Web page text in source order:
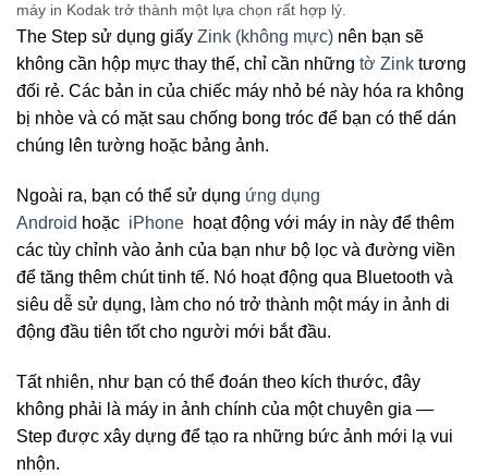
máy in Kodak trở thành một lựa chọn rất hợp lý.
The Step sử dụng giấy Zink (không mực) nên bạn sẽ
không cần hộp mực thay thế, chỉ cần những tờ Zink tương
đối rẻ. Các bản in của chiếc máy nhỏ bé này hóa ra không
bị nhòe và có mặt sau chống bong tróc để bạn có thể dán
chúng lên tường hoặc bảng ảnh.
Ngoài ra, bạn có thể sử dụng ứng dụng
Android hoặc iPhone hoạt động với máy in này để thêm
các tùy chỉnh vào ảnh của bạn như bộ lọc và đường viền
để tăng thêm chút tinh tế. Nó hoạt động qua Bluetooth và
siêu dễ sử dụng, làm cho nó trở thành một máy in ảnh di
động đầu tiên tốt cho người mới bắt đầu.
Tất nhiên, như bạn có thể đoán theo kích thước, đây
không phải là máy in ảnh chính của một chuyên gia —
Step được xây dựng để tạo ra những bức ảnh mới lạ vui
nhộn.